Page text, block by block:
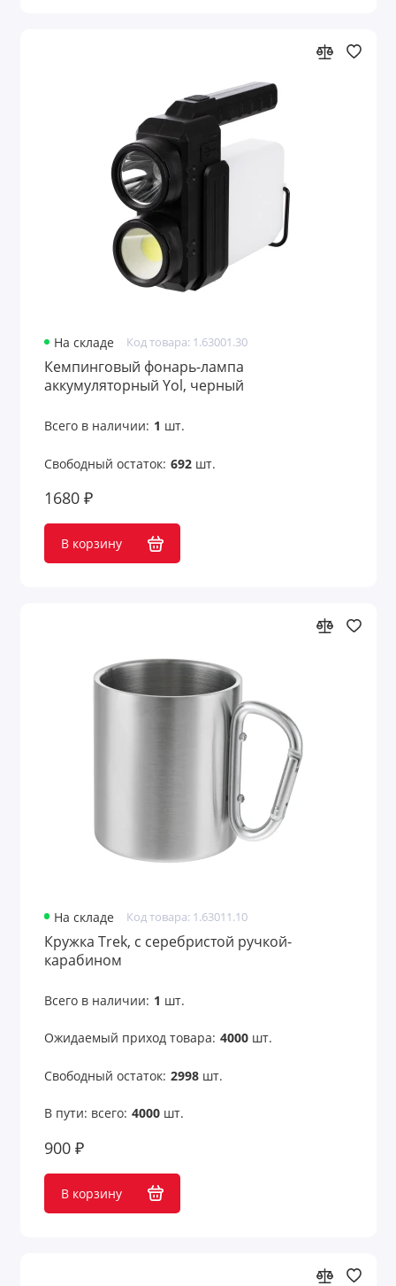
Шкатулки для часов
Шкатулки и подставки
На складе Код товара: 1.63001.30
Кемпинговый фонарь-лампа
аккумуляторный Yol, черный
Всего в наличии: 1 шт.
Свободный остаток: 692шт.
1680 ₽
В корзину
На складе Код товара: 1.63011.10
Кружка Trek, с серебристой ручкой-
карабином
Всего в наличии: 1 шт.
Ожидаемый приход товара: 4000шт.
Свободный остаток: 2998шт.
В пути: всего: 4000шт.
900 ₽
В корзину